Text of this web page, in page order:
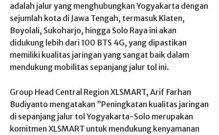
adalah jalur yang menghubungkan Yogyakarta dengan
sejumlah kota di Jawa Tengah, termasuk Klaten,
Boyolali, Sukoharjo, hingga Solo Raya ini akan
didukung lebih dari 100 BTS 4G, yang dipastikan
memiliki kualitas jaringan yang sangat baik dalam
mendukung mobilitas sepanjang jalur tol ini.
Group Head Central Region XLSMART, Arif Farhan
Budiyanto mengatakan ”Peningkatan kualitas jaringan
di sepanjang jalur tol Yogyakarta-Solo merupakan
komitmen XLSMART untuk mendukung kenyamanan